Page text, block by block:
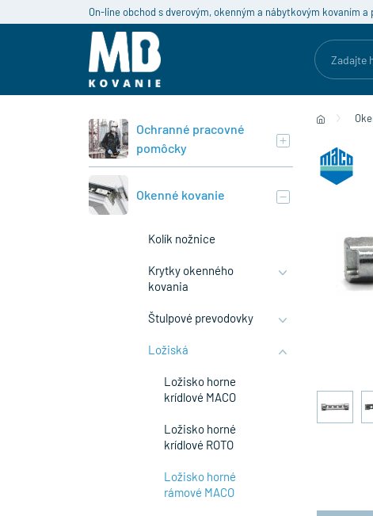
On-line obchod s dverovým, okenným a nábytkovým kovaním a
Ochranné pracovné
pomôcky
Okenné kovanie
Kolík nožnice
Krytky okenného
kovania
Štulpové prevodovky
Ložiská
Ložisko horne
krídlové MACO
Ložisko horné
krídlové ROTO
Ložisko horné
rámové MACO